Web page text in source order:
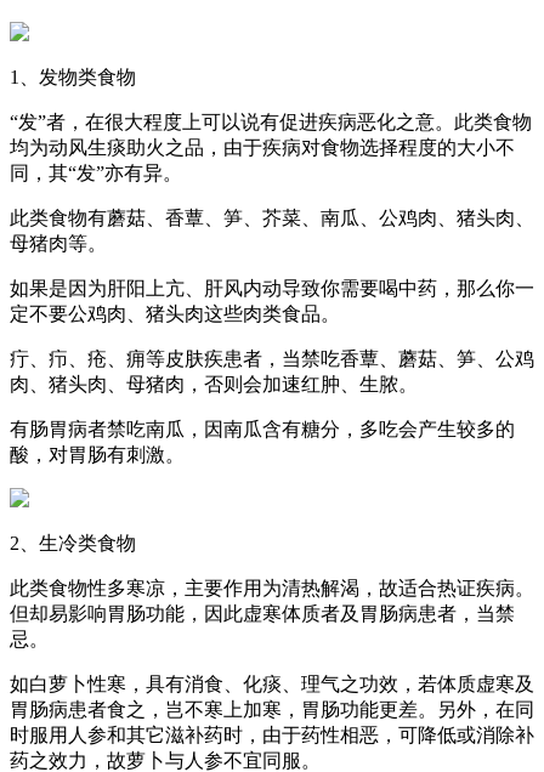
1、发物类食物
“发”者，在很大程度上可以说有促进疾病恶化之意。此类食物
均为动风生痰助火之品，由于疾病对食物选择程度的大小不
同，其“发”亦有异。
此类食物有蘑菇、香蕈、笋、芥菜、南瓜、公鸡肉、猪头肉、
母猪肉等。
如果是因为肝阳上亢、肝风内动导致你需要喝中药，那么你一
定不要公鸡肉、猪头肉这些肉类食品。
疔、疖、疮、痈等皮肤疾患者，当禁吃香蕈、蘑菇、笋、公鸡
肉、猪头肉、母猪肉，否则会加速红肿、生脓。
有肠胃病者禁吃南瓜，因南瓜含有糖分，多吃会产生较多的
酸，对胃肠有刺激。
2、生冷类食物
此类食物性多寒凉，主要作用为清热解渴，故适合热证疾病。
但却易影响胃肠功能，因此虚寒体质者及胃肠病患者，当禁
忌。
如白萝卜性寒，具有消食、化痰、理气之功效，若体质虚寒及
胃肠病患者食之，岂不寒上加寒，胃肠功能更差。另外，在同
时服用人参和其它滋补药时，由于药性相恶，可降低或消除补
药之效力，故萝卜与人参不宜同服。